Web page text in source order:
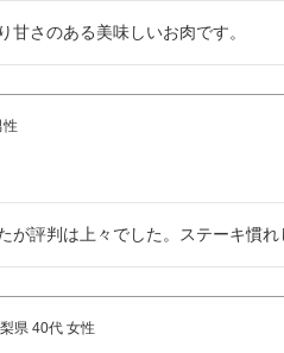
性
が評判は上々でした。ステーキ慣
県 40代 女性